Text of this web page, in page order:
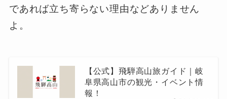
であれば立ち寄らない理由などありません
よ。
【公式】飛騨高山旅ガイド｜岐
阜県高山市の観光・イベント情
報！